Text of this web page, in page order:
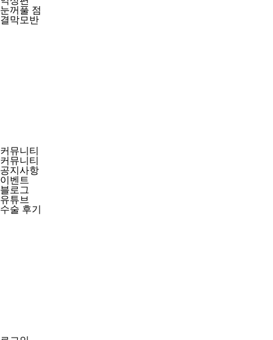
눈꺼풀 점
결막모반
커뮤니티
커뮤니티
공지사항
이벤트
블로그
유튜브
수술 후기